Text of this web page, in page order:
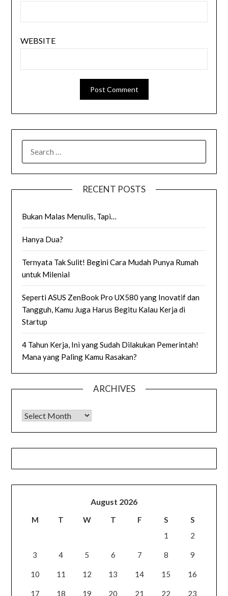
WEBSITE
FOR:
RECENT POSTS
Bukan Malas Menulis, Tapi…
Hanya Dua?
Ternyata Tak Sulit! Begini Cara Mudah Punya Rumah
untuk Milenial
Seperti ASUS ZenBook Pro UX580 yang Inovatif dan
Tangguh, Kamu Juga Harus Begitu Kalau Kerja di
Startup
4 Tahun Kerja, Ini yang Sudah Dilakukan Pemerintah!
Mana yang Paling Kamu Rasakan?
ARCHIVES
Archives
August 2026
M T W T F S
S
1
2
3 4 5 6 7 8 9
10 11 12 13 14 15 16
17 18 19 20 21 22 23